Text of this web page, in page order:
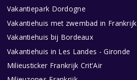
Vakantiepark Dordogne
Vakantiehuis met zwembad in Frankrijk
Vakantiehuis bij Bordeaux
Vakantiehuis in Les Landes - Gironde
Milieusticker Frankrijk Crit'Air